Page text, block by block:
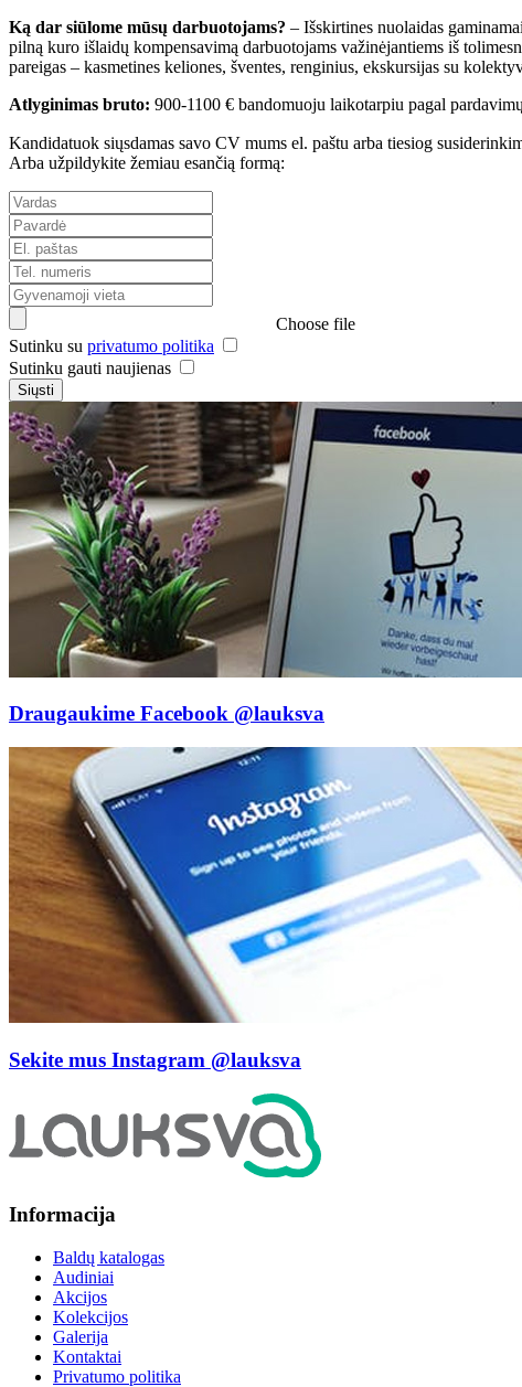
Ką dar siūlome mūsų darbuotojams? – Išskirtines nuolaidas
pilną kuro išlaidų kompensavimą darbuotojams važinėjantiems iš
pareigas – kasmetines keliones, šventes, renginius, ekskursijas su
Atlyginimas bruto: 900-1100 € bandomuoju laikotarpiu pagal
Kandidatuok siųsdamas savo CV mums el. paštu arba tiesiog
Arba užpildykite žemiau esančią formą:
Choose file
Sutinku su privatumo politika
Sutinku gauti naujienas
Siųsti
Draugaukime Facebook @lauksva
Sekite mus Instagram @lauksva
Informacija
Baldų katalogas
Audiniai
Akcijos
Kolekcijos
Galerija
Kontaktai
Privatumo politika